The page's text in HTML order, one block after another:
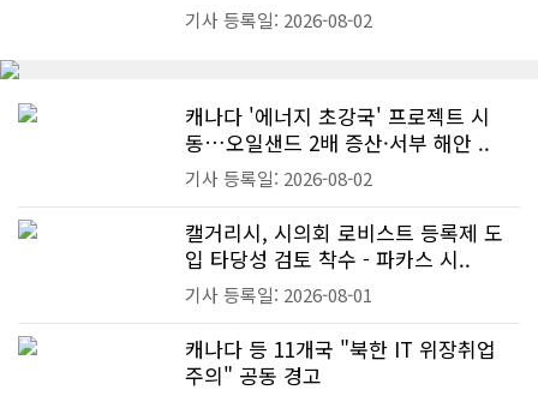
기사 등록일: 2026-08-02
캐나다 '에너지 초강국' 프로젝트 시
동…오일샌드 2배 증산·서부 해안 ..
기사 등록일: 2026-08-02
캘거리시, 시의회 로비스트 등록제 도
입 타당성 검토 착수 - 파카스 시..
기사 등록일: 2026-08-01
캐나다 등 11개국 "북한 IT 위장취업
주의" 공동 경고